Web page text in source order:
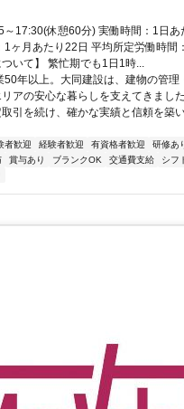
～17:30(休憩60分) 実働時間：1日
1ヶ月あたり22日 平均所定労働時間
いて】 繁忙期でも1日1時...
50年以上。大同建設は、建物の管理
アの安心な暮らしを支えてきまし
引を続け、確かな実績と信頼を築い
者歓迎 経験者歓迎 有資格者歓迎
研修あ
賞与あり ブランクOK 交通費支給
シフ